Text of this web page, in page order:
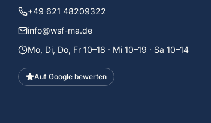
+49 621 48209322
info@wsf-ma.de
Mo, Di, Do, Fr 10–18 · Mi 10–19 · Sa 10–14
Auf Google bewerten